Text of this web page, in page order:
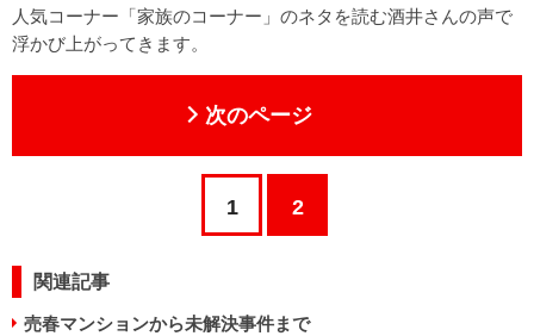
人気コーナー「家族のコーナー」のネタを読む酒井さんの声で
浮かび上がってきます。
次のページ
1 2
関連記事
売春マンションから未解決事件まで